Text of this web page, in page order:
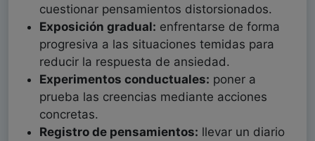
cuestionar pensamientos distorsionados.
Exposición gradual: enfrentarse de forma
progresiva a las situaciones temidas para
reducir la respuesta de ansiedad.
Experimentos conductuales: poner a
prueba las creencias mediante acciones
concretas.
Registro de pensamientos: llevar un diario